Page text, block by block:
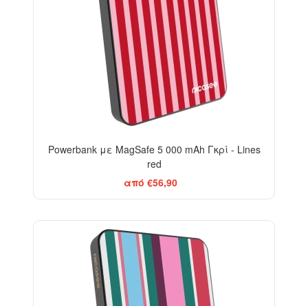
Powerbank με MagSafe 5 000 mAh Γκρί - Lines
red
από €56,90